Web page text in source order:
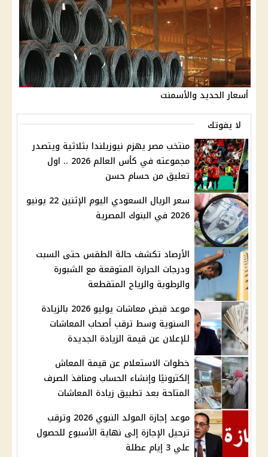
أسعار الحديد والأسمنت
لا يفوتك
منتخب مصر يهزم نيوزيلندا بثلاثية ويتصدر
مجموعته في كأس العالم 2026 .. اول
تعليق من حسام حسن
سعر الريال السعودي اليوم الإثنين 22 يونيو
2026 في البنوك المصرية
الأرصاد تكشف حالة الطقس حتى السبت
ودرجات الحرارة المتوقعة مع الشبورة
والرطوبة والرياح المتقطعة
موعد قبض معاشات يوليو 2026 بالزيادة
السنوية وسط ترقب أصحاب المعاشات
للإعلان عن قيمة الزيادة الجديدة
خطوات الاستعلام عن قيمة المعاش
إلكترونيًا وإنشاء الحساب ومنافذ الصرف
المتاحة بعد تطبيق زيادة المعاشات
موعد إجازة المولد النبوي 2026 وترقب
ترحيل الإجازة إلى نهاية الأسبوع للحصول
علي 3 إيام عطلة